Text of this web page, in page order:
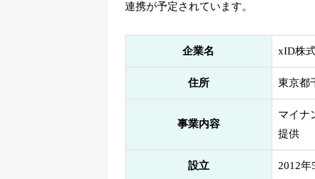
連携が予定されています。
企業名 xID株
住所 東京都
事業内容
マイナ
提供
設立 2012年